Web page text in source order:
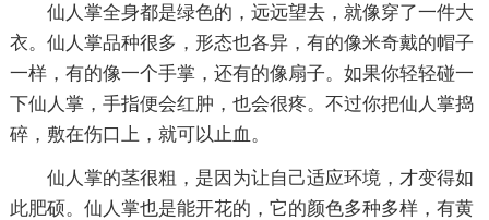
仙人掌全身都是绿色的，远远望去，就像穿了一件大
衣。仙人掌品种很多，形态也各异，有的像米奇戴的帽子
一样，有的像一个手掌，还有的像扇子。如果你轻轻碰一
下仙人掌，手指便会红肿，也会很疼。不过你把仙人掌捣
碎，敷在伤口上，就可以止血。
仙人掌的茎很粗，是因为让自己适应环境，才变得如
此肥硕。仙人掌也是能开花的，它的颜色多种多样，有黄